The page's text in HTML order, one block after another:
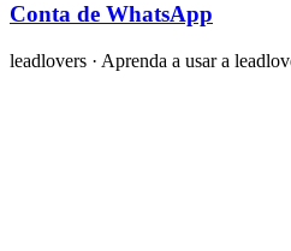
Conta de WhatsApp
leadlovers · Aprenda a usar a